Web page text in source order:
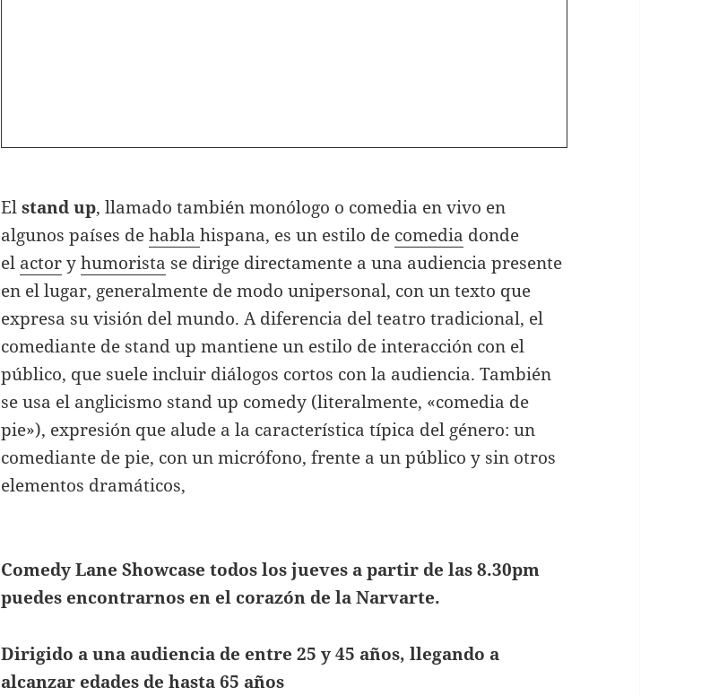
Elstand up, llamado también monólogo o comedia en vivo en
algunos países dehablahispana, es un estilo de comedia donde
el actoryhumorista se dirige directamente a una audiencia presente
en el lugar, generalmente de modo unipersonal, con un texto que
expresa su visión del mundo. A diferencia del teatro tradicional, el
comediante de stand up mantiene un estilo de interacción con el
público, que suele incluir diálogos cortos con la audiencia. También
se usa el anglicismo stand up comedy (literalmente, «comedia de
pie»), expresión que alude a la característica típica del género: un
comediante de pie, con un micrófono, frente a un público y sin otros
elementos dramáticos,
Comedy Lane Showcase todos los jueves a partir de las 8.30pm
puedes encontrarnos en el corazón de la Narvarte.
Dirigido a una audiencia de entre 25 y 45 años, llegando a
alcanzar edades de hasta 65 años